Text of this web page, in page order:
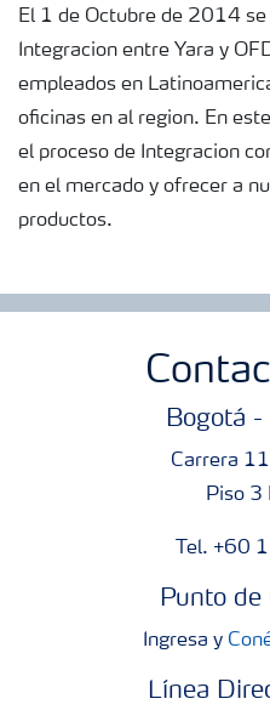
El 1 de Octubre de 2014
Integracion entre Yara y
empleados en
oficinas en al region. En
el proceso de Integracion
en el mercado y ofrecer a
productos.
Bogotá -
Carrera
Piso 3
Tel. +60
Punto de
Ingresa y
Línea